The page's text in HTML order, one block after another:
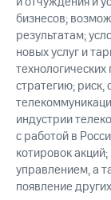
бизнесов;
результатам;
новых услуг и
стратегию; риск,
индустрии
с работой в
котировок
управлением, а
появление